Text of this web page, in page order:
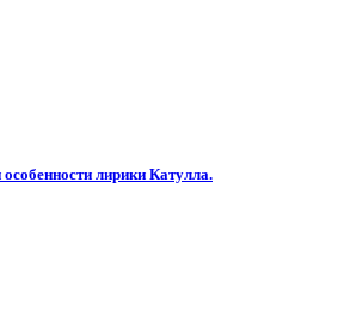
лирики Катулла.